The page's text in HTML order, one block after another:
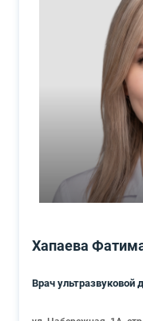
Хапаева
Врач ультразвуковой